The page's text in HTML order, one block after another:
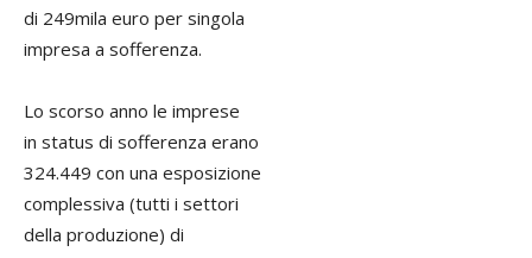
di 249mila euro per singola
impresa a sofferenza.
Lo scorso anno le imprese
in status di sofferenza erano
324.449 con una esposizione
complessiva (tutti i settori
della produzione) di